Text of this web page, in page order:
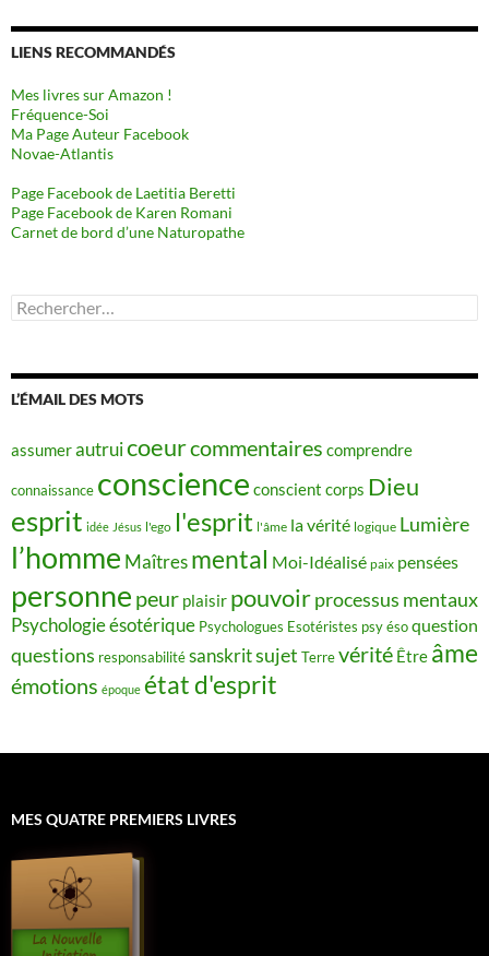
LIENS RECOMMANDÉS
Mes livres sur Amazon !
Fréquence-Soi
Ma Page Auteur Facebook
Novae-Atlantis
Page Facebook de Laetitia Beretti
Page Facebook de Karen Romani
Carnet de bord d’une Naturopathe
Rechercher :
L’ÉMAIL DES MOTS
assumerautruicoeurcommentaires comprendre
connaissance conscience conscient corps Dieu
esprit idée Jésus l'ego l'esprit l'âme la vérité logique Lumière
l’homme Maîtres mental Moi-Idéalisé paix pensées
personne peur plaisir pouvoirprocessus mentaux
Psychologie ésotérique Psychologues Esotéristes psy ésoquestion
questions responsabilitésanskritsujet Terrevérité Être âme
émotions époque état d'esprit
MES QUATRE PREMIERS LIVRES